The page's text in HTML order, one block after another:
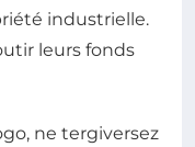
industrielle.
leurs fonds
ne tergiversez